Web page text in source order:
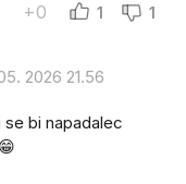
+0 1 1
2026 21.56
se bi napadalec